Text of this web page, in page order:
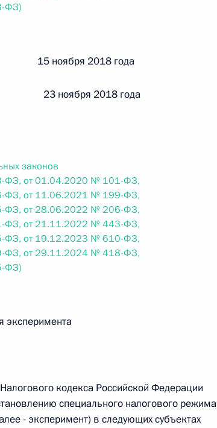
№ 263-ФЗ
закона «О государственной регистрации
г. № 242-ФЗ
первой и статью 227–1 части второй Налогового
г. № 268-ФЗ
«О пробации в Российской Федерации»
ФЗ)
15 ноября 2018 года
23 ноября 2018 года
законов
ФЗ, от 01.04.2020 № 101-ФЗ,
ФЗ, от 11.06.2021 № 199-ФЗ,
ФЗ, от 28.06.2022 № 206-ФЗ,
ФЗ, от 21.11.2022 № 443-ФЗ,
ФЗ, от 19.12.2023 № 610-ФЗ,
ФЗ, от 29.11.2024 № 418-ФЗ,
ФЗ)
эксперимента
кодекса Российской Федерации
специального налогового режима
- эксперимент) в следующих субъектах